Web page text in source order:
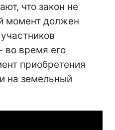
что закон не
момент должен
во время его
приобретения
на земельный